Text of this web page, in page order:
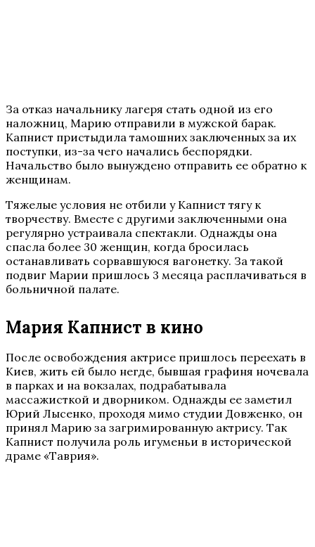
За отказ начальнику лагеря стать одной из его
наложниц, Марию отправили в мужской барак.
Капнист пристыдила тамошних заключенных за их
поступки, из-за чего начались беспорядки.
Начальство было вынуждено отправить ее обратно к
женщинам.
Тяжелые условия не отбили у Капнист тягу к
творчеству. Вместе с другими заключенными она
регулярно устраивала спектакли. Однажды она
спасла более 30 женщин, когда бросилась
останавливать сорвавшуюся вагонетку. За такой
подвиг Марии пришлось 3 месяца расплачиваться в
больничной палате.
Мария Капнист в кино
После освобождения актрисе пришлось переехать в
Киев, жить ей было негде, бывшая графиня ночевала
в парках и на вокзалах, подрабатывала
массажисткой и дворником. Однажды ее заметил
Юрий Лысенко, проходя мимо студии Довженко, он
принял Марию за загримированную актрису. Так
Капнист получила роль игуменьи в исторической
драме «Таврия».